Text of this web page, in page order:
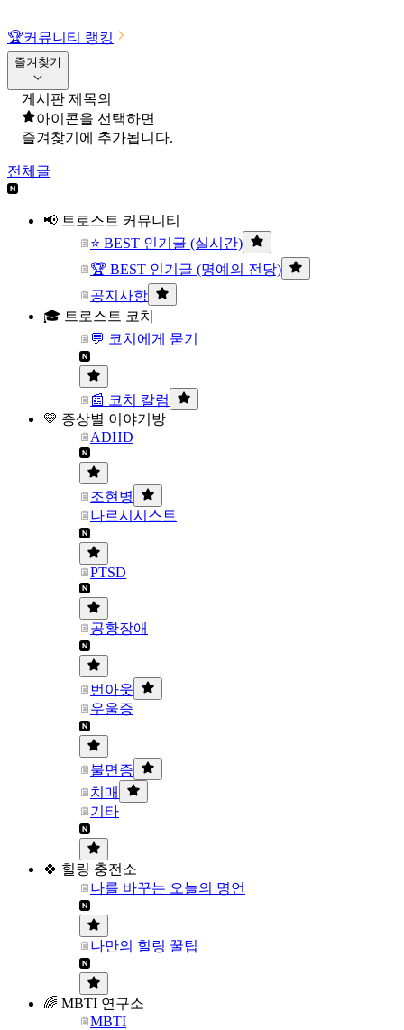
🏆커뮤니티 랭킹
즐겨찾기
게시판 제목의
아이콘을 선택하면
즐겨찾기에 추가됩니다.
전체글
📢 트로스트 커뮤니티
⭐ BEST 인기글 (실시간)
🏆 BEST 인기글 (명예의 전당)
공지사항
🎓 트로스트 코치
💬 코치에게 묻기
📰 코치 칼럼
💛 증상별 이야기방
ADHD
조현병
나르시시스트
PTSD
공황장애
번아웃
우울증
불면증
치매
기타
🍀 힐링 충전소
나를 바꾸는 오늘의 명언
나만의 힐링 꿀팁
🌈 MBTI 연구소
MBTI